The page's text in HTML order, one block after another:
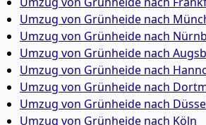
Umzug von Grünheide nach
Umzug von Grünheide nach
Umzug von Grünheide nach
Umzug von Grünheide nach
Umzug von Grünheide nach
Umzug von Grünheide nach
Umzug von Grünheide nach Köln